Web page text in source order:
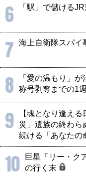
6 「駅」で儲ける
7 海上自衛隊スパイ
8
「愛の温もり」
称号剥奪までの1
9
【魂となり逢え
災」遺族の終わら
続ける「あなたの
10
巨星「リー・ク
の行く末